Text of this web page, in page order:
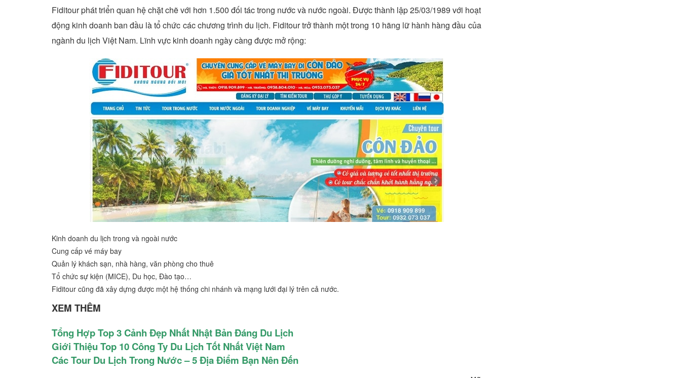
Fiditour phát triển quan hệ chặt chẽ với hơn 1.500 đối tác trong nước và nước ngoài. Được thành lập 25/03/1989 với hoạt
động kinh doanh ban đầu là tổ chức các chương trình du lịch. Fiditour trở thành một trong 10 hãng lữ hành hàng đầu của
ngành du lịch Việt Nam. Lĩnh vực kinh doanh ngày càng được mở rộng:
Kinh doanh du lịch trong và ngoài nước
Cung cấp vé máy bay
Quản lý khách sạn, nhà hàng, văn phòng cho thuê
Tổ chức sự kiện (MICE), Du học, Đào tạo…
Fiditour cũng đã xây dựng được một hệ thống chi nhánh và mạng lưới đại lý trên cả nước.
XEM THÊM
Tổng Hợp Top 3 Cảnh Đẹp Nhất Nhật Bản Đáng Du Lịch
Giới Thiệu Top 10 Công Ty Du Lịch Tốt Nhất Việt Nam
Các Tour Du Lịch Trong Nước – 5 Địa Điểm Bạn Nên Đến